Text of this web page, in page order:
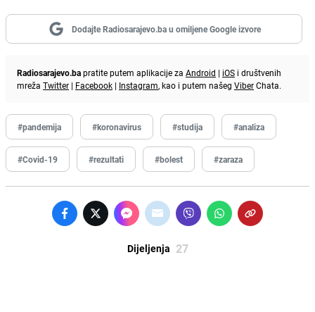
Dodajte Radiosarajevo.ba u omiljene Google izvore
Radiosarajevo.bapratite putem aplikacije za Android | iOS i društvenih
mreža Twitter | Facebook | Instagram, kao i putem našeg ViberChata.
#pandemija #koronavirus #studija #analiza
#Covid-19 #rezultati #bolest #zaraza
Dijeljenja 27